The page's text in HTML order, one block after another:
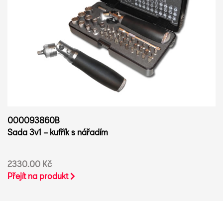
000093860B
Sada 3v1 – kufřík s nářadím
2330.00 Kč
Přejít na produkt